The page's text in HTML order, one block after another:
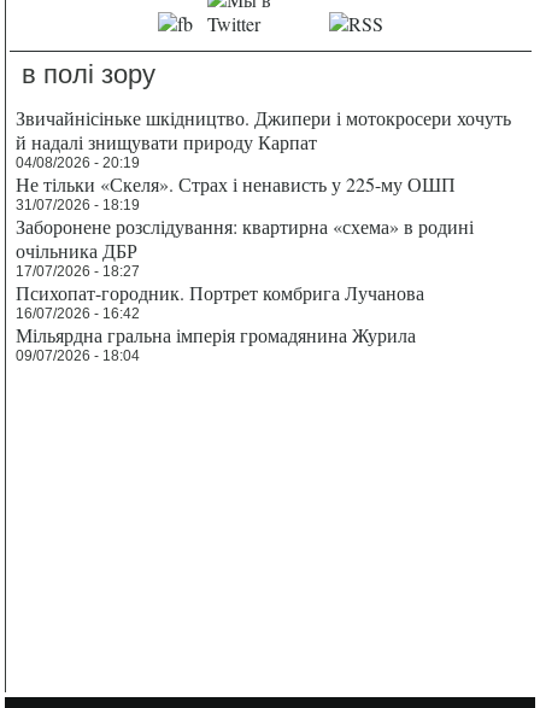
в полі зору
Звичайнісіньке шкідництво. Джипери і мотокросери хочуть
й надалі знищувати природу Карпат
04/08/2026 - 20:19
Не тільки «Скеля». Страх і ненависть у 225-му ОШП
31/07/2026 - 18:19
Заборонене розслідування: квартирна «схема» в родині
очільника ДБР
17/07/2026 - 18:27
Психопат-городник. Портрет комбрига Лучанова
16/07/2026 - 16:42
Мільярдна гральна імперія громадянина Журила
09/07/2026 - 18:04